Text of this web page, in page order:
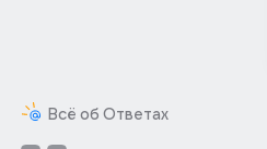
Всё об Ответах